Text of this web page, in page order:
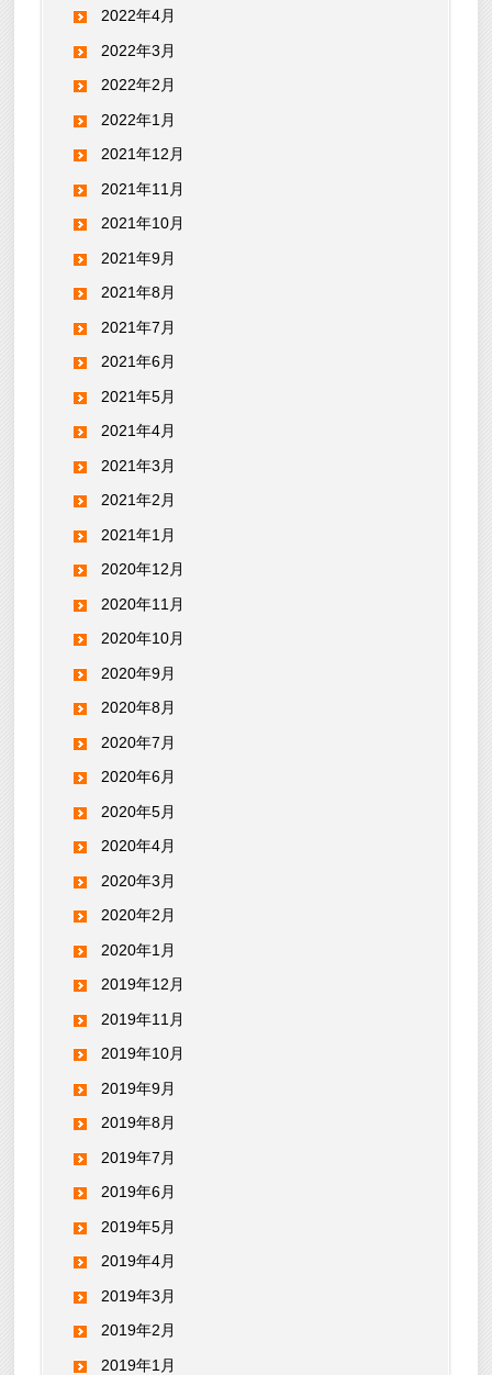
2022年4月
2022年3月
2022年2月
2022年1月
2021年12月
2021年11月
2021年10月
2021年9月
2021年8月
2021年7月
2021年6月
2021年5月
2021年4月
2021年3月
2021年2月
2021年1月
2020年12月
2020年11月
2020年10月
2020年9月
2020年8月
2020年7月
2020年6月
2020年5月
2020年4月
2020年3月
2020年2月
2020年1月
2019年12月
2019年11月
2019年10月
2019年9月
2019年8月
2019年7月
2019年6月
2019年5月
2019年4月
2019年3月
2019年2月
2019年1月